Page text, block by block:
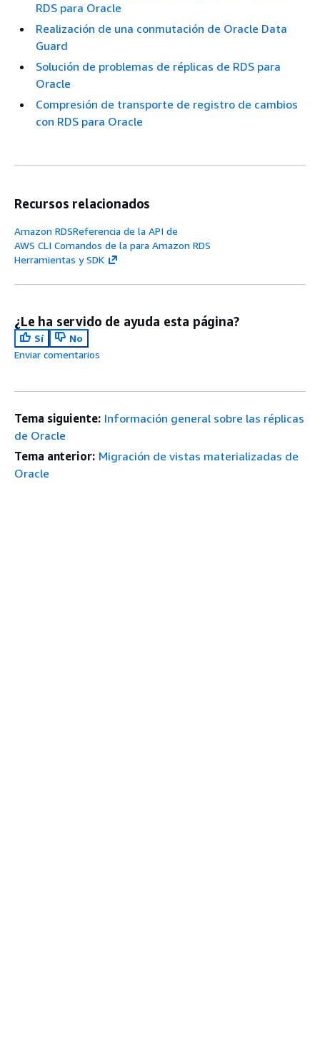
RDS para Oracle
Realización de una conmutación de Oracle Data
Guard
Solución de problemas de réplicas de RDS para
Oracle
Compresión de transporte de registro de cambios
con RDS para Oracle
Recursos relacionados
Amazon RDSReferencia de la API de
AWS CLI Comandos de la para Amazon RDS
Herramientas y SDK
¿Le ha servido de ayuda esta página?
Sí
No
Enviar comentarios
Tema siguiente: Información general sobre las réplicas
de Oracle
Tema anterior: Migración de vistas materializadas de
Oracle